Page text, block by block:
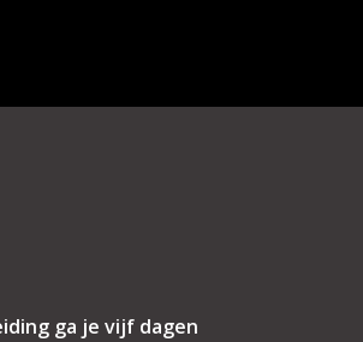
ga je vijf dagen